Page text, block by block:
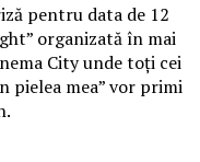
pentru data de 12
organizată în mai
City unde toți cei
pielea mea” vor primi